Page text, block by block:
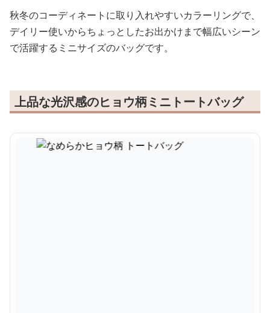
秋冬のコーディネートに取り入れやすいカラーリングで、
デイリー使いからちょっとしたお出かけまで幅広いシーン
で活躍するミニサイズのバッグです。
上品な光沢感のヒョウ柄ミニトートバッグ